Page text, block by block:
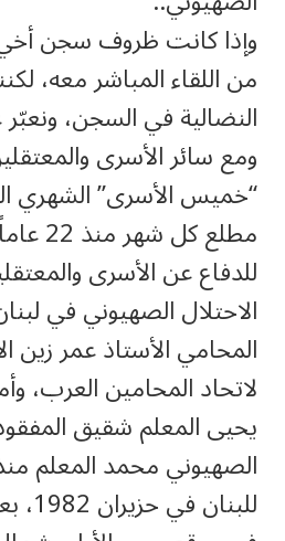
وإذا كانت ظروف سجن
من اللقاء المباشر معه،
النضالية في السجن،
ومع سائر الأسرى
“خميس الأسرى” الشهري
مطلع
للدفاع عن الأسرى
الاحتلال الصهيوني في
المحامي الأستاذ عمر زين
لاتحاد المحامين العرب،
يحيى المعلم شقيق
الصهيوني محمد المعلم